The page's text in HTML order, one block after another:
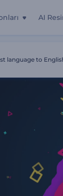
AI
language to